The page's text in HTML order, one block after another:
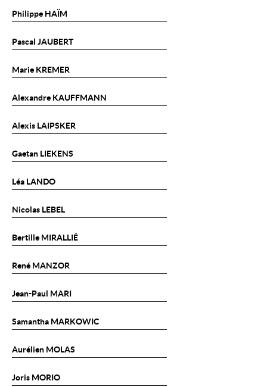
Philippe HAÏM
Pascal JAUBERT
Marie KREMER
Alexandre KAUFFMANN
Alexis LAIPSKER
Gaetan LIEKENS
Léa LANDO
Nicolas LEBEL
Bertille MIRALLIÉ
René MANZOR
Jean-Paul MARI
Samantha MARKOWIC
Aurélien MOLAS
Joris MORIO